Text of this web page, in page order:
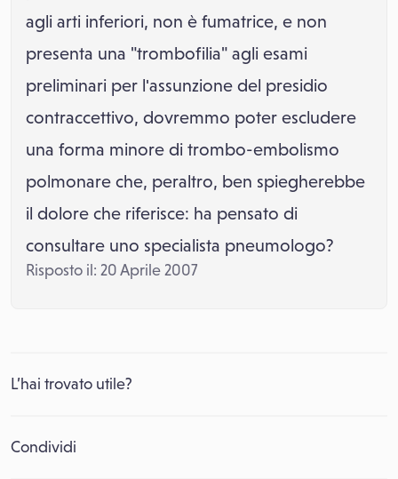
agli arti inferiori, non è fumatrice, e non
presenta una "trombofilia" agli esami
preliminari per l'assunzione del presidio
contraccettivo, dovremmo poter escludere
una forma minore di trombo-embolismo
polmonare che, peraltro, ben spiegherebbe
il dolore che riferisce: ha pensato di
consultare uno specialista pneumologo?
Risposto il: 20 Aprile 2007
L’hai trovato utile?
Condividi